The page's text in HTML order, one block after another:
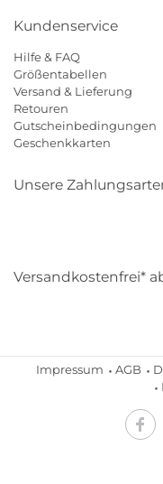
Kundenservice
Hilfe & FAQ
Größentabellen
Versand & Lieferung
Retouren
Gutscheinbedingungen
Geschenkkarten
Unsere
Versandkostenfrei*
Impressum AGB